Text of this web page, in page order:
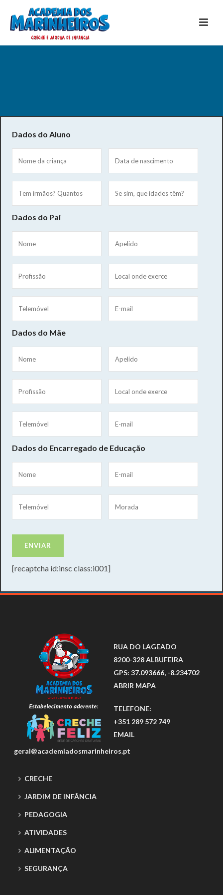
Dados do Aluno
Dados do Pai
Dados do Mãe
Dados do Encarregado de Educação
[recaptcha id:insc class:i001]
RUA DO LAGEADO
8200-328 ALBUFEIRA
GPS: 37.093666, -8.234702
ABRIR MAPA
TELEFONE:
+351 289 572 749
EMAIL
geral@academiadosmarinheiros.pt
CRECHE
JARDIM DE INFÂNCIA
PEDAGOGIA
ATIVIDADES
ALIMENTAÇÃO
SEGURANÇA